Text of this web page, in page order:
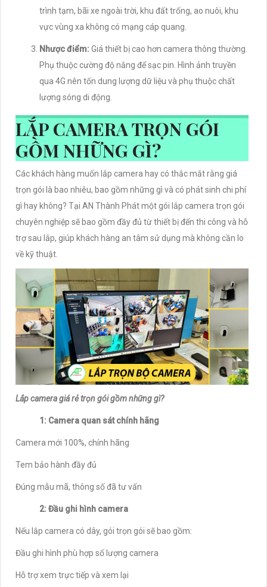
trình tạm, bãi xe ngoài trời, khu đất trống, ao nuôi, khu
vực vùng xa không có mạng cáp quang.
Nhược điểm: Giá thiết bị cao hơn camera thông thường.
Phụ thuộc cường độ nắng để sạc pin. Hình ảnh truyền
qua 4G nên tốn dung lượng dữ liệu và phụ thuộc chất
lượng sóng di động.
LẮP CAMERA TRỌN GÓI
GỒM NHỮNG GÌ?
Các khách hàng muốn lắp camera hay có thắc mắt rằng giá
trọn gói là bao nhiêu, bao gồm những gì và có phát sinh chi phí
gì hay không? Tại AN Thành Phát một gói lắp camera trọn gói
chuyên nghiệp sẽ bao gồm đầy đủ từ thiết bị đến thi công và hỗ
trợ sau lắp, giúp khách hàng an tâm sử dụng mà không cần lo
về kỹ thuật.
Lắp camera giá rẻ trọn gói gồm những gì?
1: Camera quan sát chính hãng
Camera mới 100%, chính hãng
Tem bảo hành đầy đủ
Đúng mẫu mã, thông số đã tư vấn
2: Đầu ghi hình camera
Nếu lắp camera có dây, gói trọn gói sẽ bao gồm:
Đầu ghi hình phù hợp số lượng camera
Hỗ trợ xem trực tiếp và xem lại